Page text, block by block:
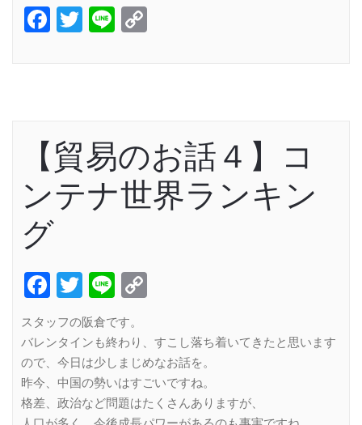
Facebook
Twitter
Line
【貿易のお話４】コ
ンテナ世界ランキン
グ
Facebook
Twitter
Line
スタッフの阪倉です。
バレンタインも終わり、すこし落ち着いてきたと思います
ので、今日は少しまじめなお話を。
昨今、中国の勢いはすごいですね。
格差、政治など問題はたくさんありますが、